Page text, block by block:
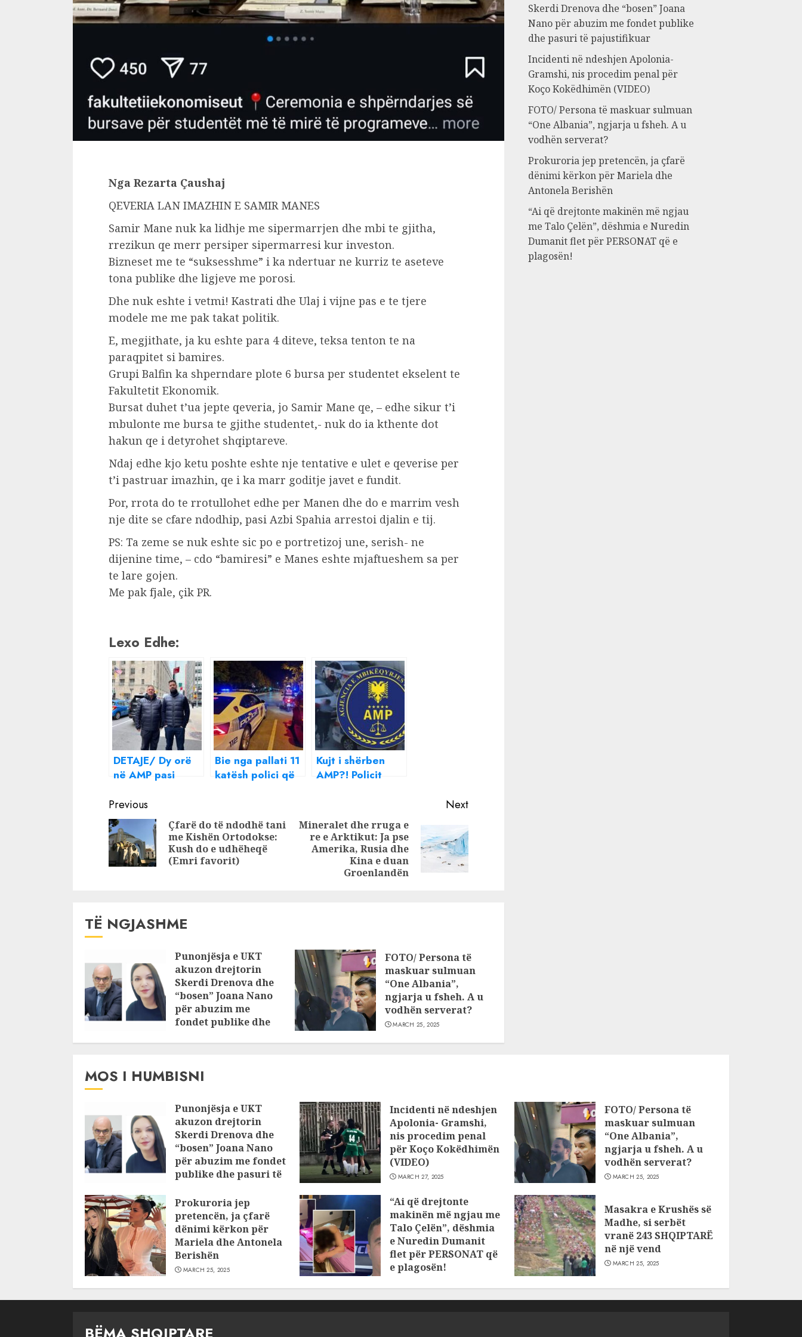
Nga Rezarta Çaushaj
QEVERIA LAN IMAZHIN E SAMIR MANES
Samir Mane nuk ka lidhje me sipermarrjen dhe mbi te gjitha,
rrezikun qe merr persiper sipermarresi kur investon.
Bizneset me te “suksesshme” i ka ndertuar ne kurriz te aseteve
tona publike dhe ligjeve me porosi.
Dhe nuk eshte i vetmi! Kastrati dhe Ulaj i vijne pas e te tjere
modele me me pak takat politik.
E, megjithate, ja ku eshte para 4 diteve, teksa tenton te na
paraqpitet si bamires.
Grupi Balfin ka shperndare plote 6 bursa per studentet ekselent te
Fakultetit Ekonomik.
Bursat duhet t’ua jepte qeveria, jo Samir Mane qe, – edhe sikur t’i
mbulonte me bursa te gjithe studentet,- nuk do ia kthente dot
hakun qe i detyrohet shqiptareve.
Ndaj edhe kjo ketu poshte eshte nje tentative e ulet e qeverise per
t’i pastruar imazhin, qe i ka marr goditje javet e fundit.
Por, rrota do te rrotullohet edhe per Manen dhe do e marrim vesh
nje dite se cfare ndodhip, pasi Azbi Spahia arrestoi djalin e tij.
PS: Ta zeme se nuk eshte sic po e portretizoj une, serish- ne
dijenine time, – cdo “bamiresi” e Manes eshte mjaftueshem sa per
te lare gojen.
Me pak fjale, çik PR.
Lexo Edhe:
DETAJE/ Dy orë
në AMP pasi
Manen, djalin e
biznesmenit
Samir Mane ,
polici Azbi
Spahiu telefonoi
Bie nga pallati 11
katësh polici që
Mane , djalin e
biznesmenit
Samir Mane
Kujt i shërben
AMP?! Policit
vetëvrasjen iu
kërkua llogari
pse arrestoi 28-
vjeçarin Martin
Mane, djalin e
Continue
Reading
Previous
Previous
post:
Çfarë do të ndodhë tani
me Kishën Ortodokse:
Kush do e udhëheqë
(Emri favorit)
Next
Next
Mineralet dhe rruga e
re e Arktikut: Ja pse
Amerika, Rusia dhe
Kina e duan
Groenlandën
TË NGJASHME
Punonjësja e UKT
akuzon drejtorin
Skerdi Drenova dhe
“bosen” Joana Nano
për abuzim me
fondet publike dhe
FOTO/ Persona të
maskuar sulmuan
“One Albania”,
ngjarja u fsheh. A u
vodhën serverat?
MARCH 25, 2025
Skerdi Drenova dhe “bosen” Joana
Nano për abuzim me fondet publike
dhe pasuri të pajustifikuar
Incidenti në ndeshjen Apolonia-
Gramshi, nis procedim penal për
Koço Kokëdhimën (VIDEO)
FOTO/ Persona të maskuar sulmuan
“One Albania”, ngjarja u fsheh. A u
vodhën serverat?
Prokuroria jep pretencën, ja çfarë
dënimi kërkon për Mariela dhe
Antonela Berishën
“Ai që drejtonte makinën më ngjau
me Talo Çelën”, dëshmia e Nuredin
Dumanit flet për PERSONAT që e
plagosën!
MOS I HUMBISNI
Punonjësja e UKT
akuzon drejtorin
Skerdi Drenova dhe
“bosen” Joana Nano
për abuzim me fondet
publike dhe pasuri të
JULY 24, 2025
Incidenti në ndeshjen
Apolonia- Gramshi,
nis procedim penal
për Koço Kokëdhimën
(VIDEO)
MARCH 27, 2025
FOTO/ Persona të
maskuar sulmuan
“One Albania”,
ngjarja u fsheh. A u
vodhën serverat?
MARCH 25, 2025
Prokuroria jep
pretencën, ja çfarë
dënimi kërkon për
Mariela dhe Antonela
Berishën
MARCH 25, 2025
“Ai që drejtonte
makinën më ngjau me
Talo Çelën”, dëshmia
e Nuredin Dumanit
flet për PERSONAT që
e plagosën!
Masakra e Krushës së
Madhe, si serbët
vranë 243 SHQIPTARË
në një vend
MARCH 25, 2025